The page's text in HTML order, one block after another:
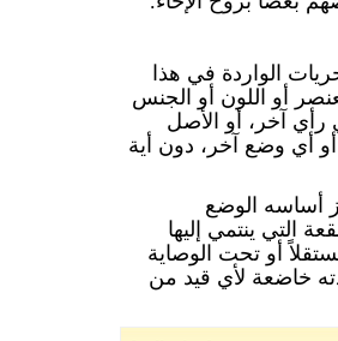
الواردة في هذا
أو اللون أو الجنس
رأي آخر، أو الأصل
أو أي وضع آخر، دون أية
أساسه الوضع
التي ينتمي إليها
أو تحت الوصاية
خاضعة لأي قيد من